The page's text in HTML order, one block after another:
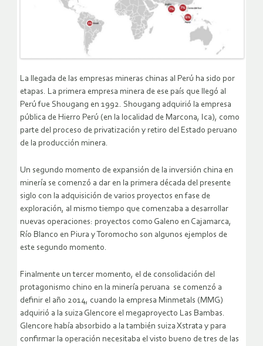
La llegada de las empresas mineras chinas al Perú ha sido por
etapas. La primera empresa minera de ese país que llegó al
Perú fue Shougang en 1992. Shougang adquirió la empresa
pública de Hierro Perú (en la localidad de Marcona, Ica), como
parte del proceso de privatización y retiro del Estado peruano
de la producción minera.
Un segundo momento de expansión de la inversión china en
minería se comenzó a dar en la primera década del presente
siglo con la adquisición de varios proyectos en fase de
exploración, al mismo tiempo que comenzaba a desarrollar
nuevas operaciones: proyectos como Galeno en Cajamarca,
Río Blanco en Piura y Toromocho son algunos ejemplos de
este segundo momento.
Finalmente un tercer momento, el de consolidación del
protagonismo chino en la minería peruana se comenzó a
definir el año 2014, cuando la empresa Minmetals (MMG)
adquirió a la suiza Glencore el megaproyecto Las Bambas.
Glencore había absorbido a la también suiza Xstrata y para
confirmar la operación necesitaba el visto bueno de tres de las